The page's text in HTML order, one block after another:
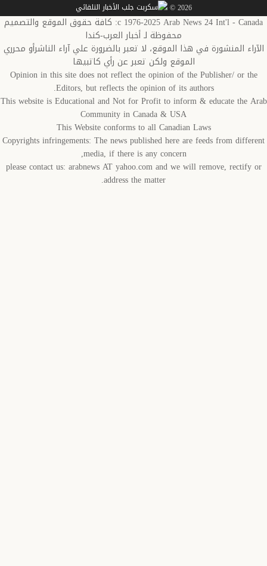
2026 ©
c 1976-2025 Arab News 24 Int'l - Canada: كافة حقوق الموقع والتصميم
محفوظة لـ أخبار العرب-كندا
المنشورة في هذا الموقع، لا تعبر بالضرورة علي آراء الناشرأو محرري
الموقع ولكن تعبر عن رأي كاتبيها
Opinion in this site does not reflect the opinion of the Publisher/ or
Editors, but reflects the opinion of its authors.
This website is Educational and Not for Profit to inform & educate the
Community in Canada & USA
This Website conforms to all Canadian Laws
Copyrights infringements: The news published here are feeds from
media, if there is any concern,
please contact us: arabnews AT yahoo.com and we will remove,
address the matter.